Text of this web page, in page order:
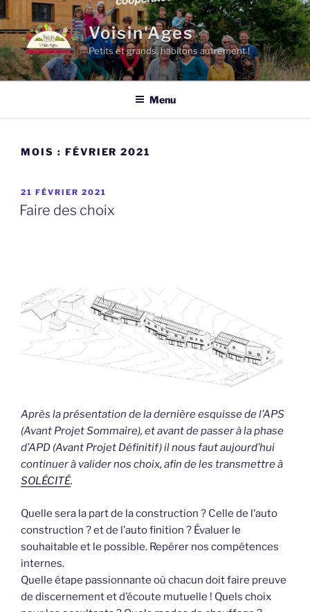
Aller
au
contenu
principal
Voisin'Ages
Petits et grands, habitons autrement !
Menu
MOIS : FÉVRIER 2021
PUBLIÉ
LE
21 FÉVRIER 2021
Faire des choix
Après la présentation de la dernière esquisse de l’APS
(Avant Projet Sommaire), et avant de passer à la phase
d’APD (Avant Projet Définitif) il nous faut aujourd’hui
continuer à valider nos choix, afin de les transmettre à
SOLÉCITÉ.
Quelle sera la part de la construction ? Celle de l’auto
construction ? et de l’auto finition ? Évaluer le
souhaitable et le possible. Repérer nos compétences
internes.
Quelle étape passionnante où chacun doit faire preuve
de discernement et d’écoute mutuelle ! Quels choix